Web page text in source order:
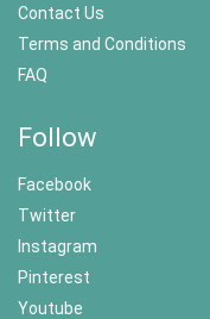
Contact Us
Terms and Conditions
FAQ
Follow
Facebook
Twitter
Instagram
Pinterest
Youtube